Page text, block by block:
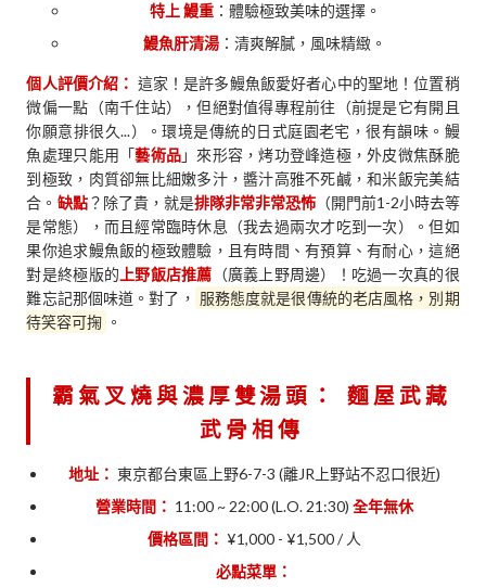
特上 鰻重：體驗極致美味的選擇。
鰻魚肝清湯 ：清爽解膩，風味精緻。
個人評價介紹： 這家！是許多鰻魚飯愛好者心中的聖地！位置稍
微偏一點（南千住站），但絕對值得專程前往（前提是它有開且
你願意排很久...）。環境是傳統的日式庭園老宅，很有韻味。鰻
魚處理只能用「藝術品」來形容，烤功登峰造極，外皮微焦酥脆
到極致，肉質卻無比細嫩多汁，醬汁高雅不死鹹，和米飯完美結
合。 缺點？除了貴，就是排隊非常非常恐怖（開門前1-2小時去等
是常態），而且經常臨時休息（我去過兩次才吃到一次）。但如
果你追求鰻魚飯的極致體驗，且有時間、有預算、有耐心，這絕
對是終極版的 上野飯店推薦 （廣義上野周邊）！吃過一次真的很
難忘記那個味道。對了， 服務態度就是很傳統的老店風格，別期
待笑容可掬 。
霸氣叉燒與濃厚雙湯頭：麵屋武藏
武骨相傳
地址： 東京都台東區上野6-7-3 (離JR上野站不忍口很近)
營業時間： 11:00 ~ 22:00 (L.O. 21:30) 全年無休
價格區間： ¥1,000 - ¥1,500 / 人
必點菜單：